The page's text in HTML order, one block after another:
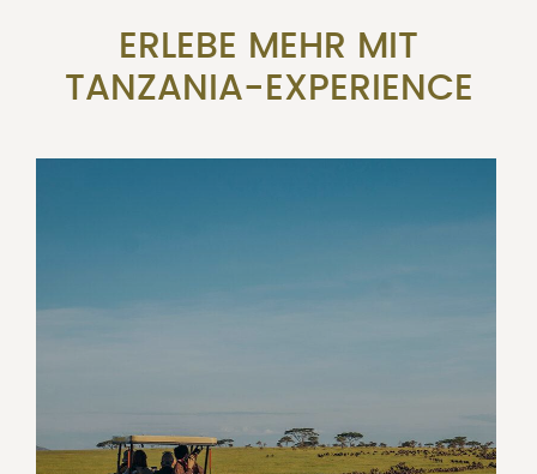
ERLEBE MEHR MIT
TANZANIA-EXPERIENCE